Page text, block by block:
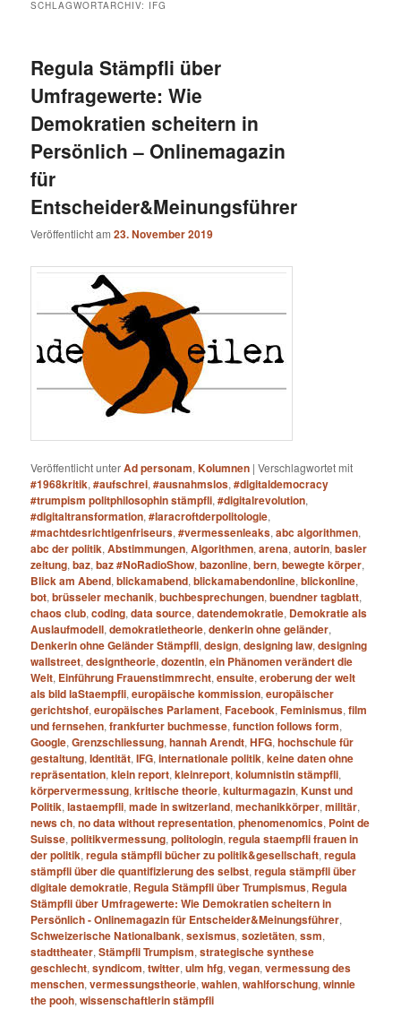
SCHLAGWORTARCHIV: IFG
Regula Stämpfli über
Umfragewerte: Wie
Demokratien scheitern in
Persönlich – Onlinemagazin
für
Entscheider&Meinungsführer
Veröffentlicht am23. November 2019
Veröffentlicht unterAd personam,Kolumnen |Verschlagwortet mit
#1968kritik,#aufschrei,#ausnahmslos,#digitaldemocracy
#trumpism politphilosophin stämpfli,#digitalrevolution,
#digitaltransformation,#laracroftderpolitologie,
#machtdesrichtigenfriseurs,#vermessenleaks,abc algorithmen,
abc der politik,Abstimmungen,Algorithmen,arena,autorin,basler
zeitung,baz,baz #NoRadioShow,bazonline,bern,bewegte körper,
Blick am Abend,blickamabend,blickamabendonline,blickonline,
bot,brüsseler mechanik,buchbesprechungen,buendner tagblatt,
chaos club,coding,data source,datendemokratie, Demokratie als
Auslaufmodell,demokratietheorie,denkerin ohne geländer,
Denkerin ohne Geländer Stämpfli,design,designing law,designing
wallstreet,designtheorie,dozentin,ein Phänomen verändert die
Welt, Einführung Frauenstimmrecht,ensuite,eroberung der welt
als bild laStaempfli,europäische kommission,europäischer
gerichtshof,europäisches Parlament,Facebook,Feminismus,film
und fernsehen,frankfurter buchmesse,function follows form,
Google,Grenzschliessung,hannah Arendt,HFG,hochschule für
gestaltung,Identität,IFG,internationale politik,keine daten ohne
repräsentation,klein report,kleinreport,kolumnistin stämpfli,
körpervermessung,kritische theorie,kulturmagazin,Kunst und
Politik,lastaempfli,made in switzerland,mechanikkörper,militär,
news ch,no data without representation,phenomenomics, Point de
Suisse,politikvermessung,politologin,regula staempfli frauen in
der politik,regula stämpfli bücher zu politik&gesellschaft,regula
stämpfli über die quantifizierung des selbst,regula stämpfli über
digitale demokratie, Regula Stämpfli über Trumpismus, Regula
Stämpfli über Umfragewerte: Wie Demokratien scheitern in
Persönlich - Onlinemagazin für Entscheider&Meinungsführer,
Schweizerische Nationalbank,sexismus,sozietäten,ssm,
stadttheater,Stämpfli Trumpism,strategische synthese
geschlecht,syndicom,twitter,ulm hfg,vegan,vermessung des
menschen,vermessungstheorie,wahlen,wahlforschung,winnie
the pooh,wissenschaftlerin stämpfli